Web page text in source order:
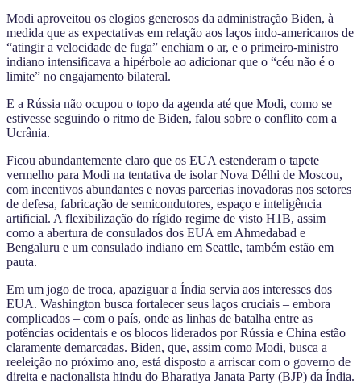
Modi aproveitou os elogios generosos da administração Biden, à
medida que as expectativas em relação aos laços indo-americanos de
“atingir a velocidade de fuga” enchiam o ar, e o primeiro-ministro
indiano intensificava a hipérbole ao adicionar que o “céu não é o
limite” no engajamento bilateral.
E a Rússia não ocupou o topo da agenda até que Modi, como se
estivesse seguindo o ritmo de Biden, falou sobre o conflito com a
Ucrânia.
Ficou abundantemente claro que os EUA estenderam o tapete
vermelho para Modi na tentativa de isolar Nova Délhi de Moscou,
com incentivos abundantes e novas parcerias inovadoras nos setores
de defesa, fabricação de semicondutores, espaço e inteligência
artificial. A flexibilização do rígido regime de visto H1B, assim
como a abertura de consulados dos EUA em Ahmedabad e
Bengaluru e um consulado indiano em Seattle, também estão em
pauta.
Em um jogo de troca, apaziguar a Índia servia aos interesses dos
EUA. Washington busca fortalecer seus laços cruciais – embora
complicados – com o país, onde as linhas de batalha entre as
potências ocidentais e os blocos liderados por Rússia e China estão
claramente demarcadas. Biden, que, assim como Modi, busca a
reeleição no próximo ano, está disposto a arriscar com o governo de
direita e nacionalista hindu do Bharatiya Janata Party (BJP) da Índia.